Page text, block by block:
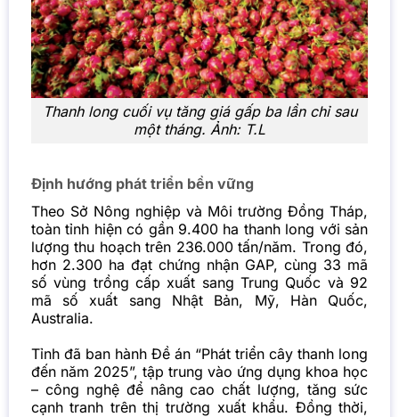
Thanh long cuối vụ tăng giá gấp ba lần chỉ sau
một tháng. Ảnh: T.L
Định hướng phát triển bền vững
Theo Sở Nông nghiệp và Môi trường Đồng Tháp,
toàn tỉnh hiện có gần 9.400 ha thanh long với sản
lượng thu hoạch trên 236.000 tấn/năm. Trong đó,
hơn 2.300 ha đạt chứng nhận GAP, cùng 33 mã
số vùng trồng cấp xuất sang Trung Quốc và 92
mã số xuất sang Nhật Bản, Mỹ, Hàn Quốc,
Australia.
Tỉnh đã ban hành Đề án “Phát triển cây thanh long
đến năm 2025”, tập trung vào ứng dụng khoa học
– công nghệ để nâng cao chất lượng, tăng sức
cạnh tranh trên thị trường xuất khẩu. Đồng thời,